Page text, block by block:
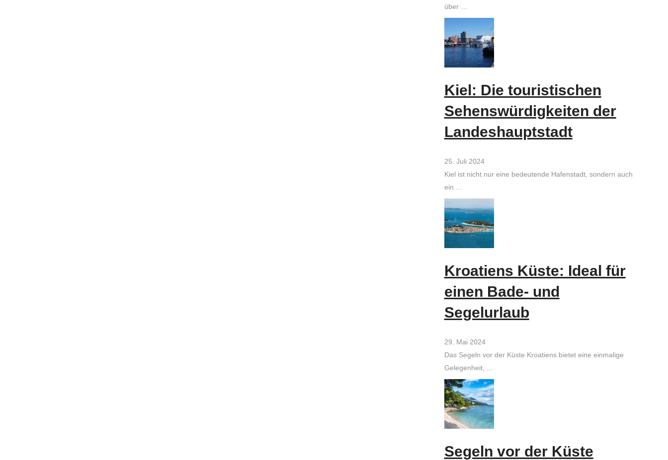
über …
Kiel: Die touristischen
Sehenswürdigkeiten der
Landeshauptstadt
25. Juli 2024
Kiel ist nicht nur eine bedeutende Hafenstadt, sondern auch
ein …
Kroatiens Küste: Ideal für
einen Bade- und
Segelurlaub
29. Mai 2024
Das Segeln vor der Küste Kroatiens bietet eine einmalige
Gelegenheit, …
Segeln vor der Küste